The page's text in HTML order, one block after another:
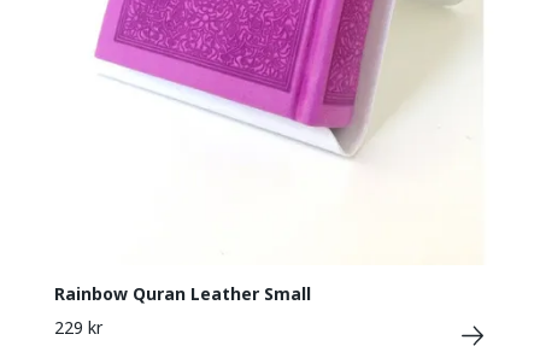
Rainbow Quran Leather Small
229 kr